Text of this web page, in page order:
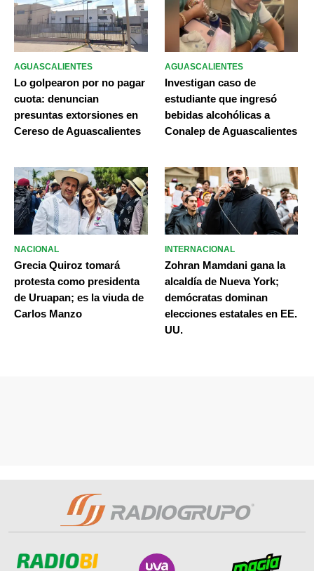
AGUASCALIENTES
Lo golpearon por no pagar
cuota: denuncian
presuntas extorsiones en
Cereso de Aguascalientes
AGUASCALIENTES
Investigan caso de
estudiante que ingresó
bebidas alcohólicas a
Conalep de Aguascalientes
NACIONAL
Grecia Quiroz tomará
protesta como presidenta
de Uruapan; es la viuda de
Carlos Manzo
INTERNACIONAL
Zohran Mamdani gana la
alcaldía de Nueva York;
demócratas dominan
elecciones estatales en EE.
UU.